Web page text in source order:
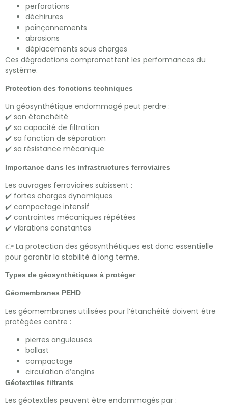
perforations
déchirures
poinçonnements
abrasions
déplacements sous charges
Ces dégradations compromettent les performances du
système.
Protection des fonctions techniques
Un géosynthétique endommagé peut perdre :
✔️ son étanchéité
✔️ sa capacité de filtration
✔️ sa fonction de séparation
✔️ sa résistance mécanique
Importance dans les infrastructures ferroviaires
Les ouvrages ferroviaires subissent :
✔️ fortes charges dynamiques
✔️ compactage intensif
✔️ contraintes mécaniques répétées
✔️ vibrations constantes
👉 La protection des géosynthétiques est donc essentielle
pour garantir la stabilité à long terme.
Types de géosynthétiques à protéger
Géomembranes PEHD
Les géomembranes utilisées pour l’étanchéité doivent être
protégées contre :
pierres anguleuses
ballast
compactage
circulation d’engins
Géotextiles filtrants
Les géotextiles peuvent être endommagés par :